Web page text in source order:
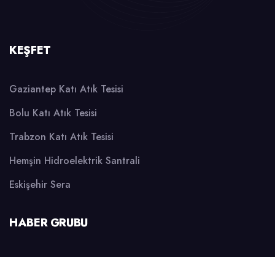
KEŞFET
Gaziantep Katı Atık Tesisi
Bolu Katı Atık Tesisi
Trabzon Katı Atık Tesisi
Hemşin Hidroelektrik Santrali
Eskişehir Sera
HABER GRUBU